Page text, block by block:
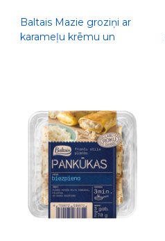
Baltais Mazie groziņi ar
karameļu krēmu un